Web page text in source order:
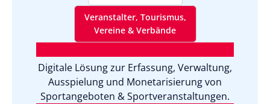
Veranstalter, Tourismus,
Vereine & Verbände
Digitale Lösung zur Erfassung, Verwaltung,
Ausspielung und Monetarisierung von
Sportangeboten & Sportveranstaltungen.